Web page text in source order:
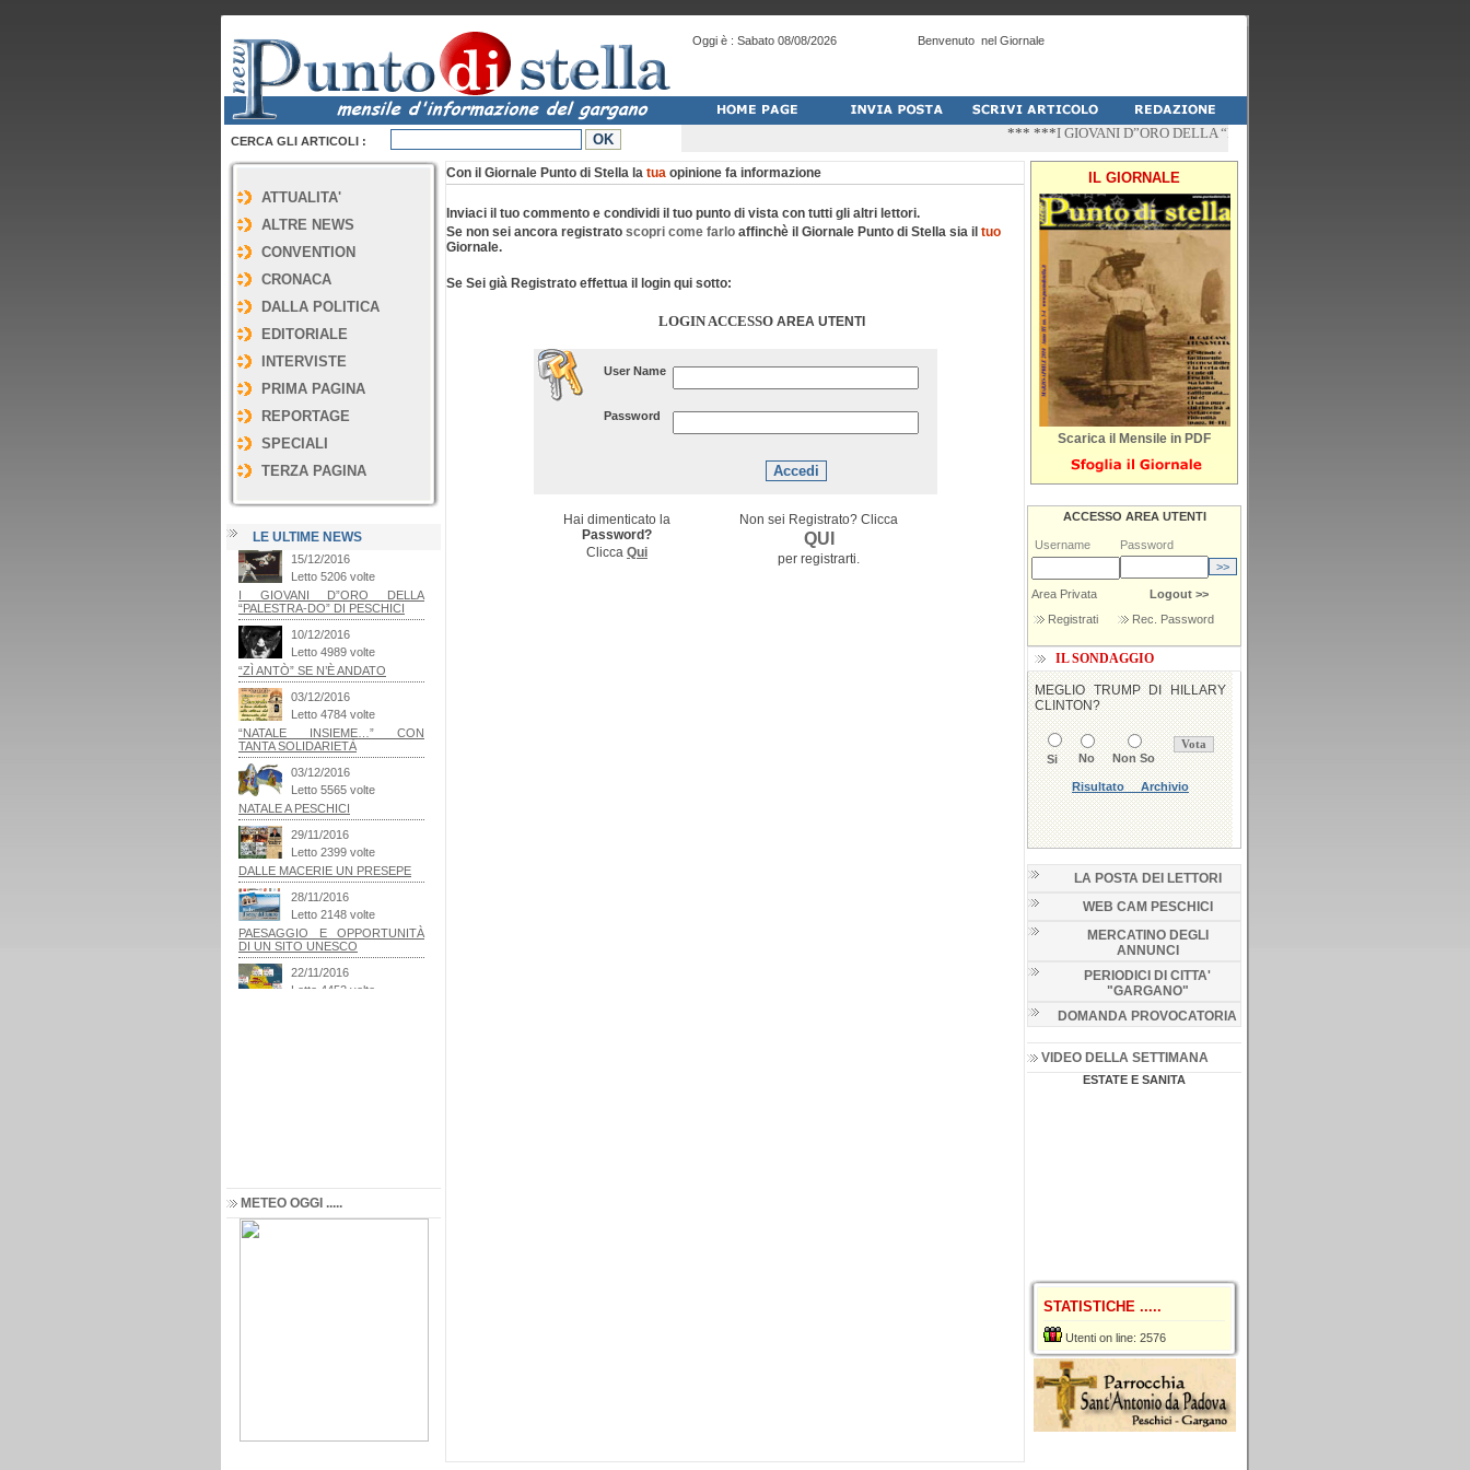
Oggi è : Sabato 08/08/2026 Benvenuto nel Giornale
CERCA GLI ARTICOLI : *** ***I GIOVANI D”ORO DELLA “PALESTRA-DO” DI PESCHICI
ATTUALITA'
ALTRE NEWS
CONVENTION
CRONACA
DALLA POLITICA
EDITORIALE
INTERVISTE
PRIMA PAGINA
REPORTAGE
SPECIALI
TERZA PAGINA
LE ULTIME NEWS
METEO OGGI .....
Con il Giornale Punto di Stella la tua opinione fa informazione
Inviaci il tuo commento e condividi il tuo punto di vista con tutti gli altri lettori.
Se non sei ancora registrato scopri come farlo affinchè il Giornale Punto di Stella sia il tuo
Giornale.
Se Sei già Registrato effettua il login qui sotto:
LOGIN ACCESSO AREA UTENTI
User Name
Password
Hai dimenticato la
Password?
Clicca Qui
Non sei Registrato? Clicca
QUI
per registrarti.
IL GIORNALE
Scarica il Mensile in PDF
ACCESSO AREA UTENTI
Username Password
Area Privata
Logout >>
Registrati
Rec. Password
IL SONDAGGIO
LA POSTA DEI LETTORI
WEB CAM PESCHICI
MERCATINO DEGLI
ANNUNCI
PERIODICI DI CITTA'
"GARGANO"
DOMANDA PROVOCATORIA
VIDEO DELLA SETTIMANA
ESTATE E SANITA
STATISTICHE .....
Utenti on line: 2576